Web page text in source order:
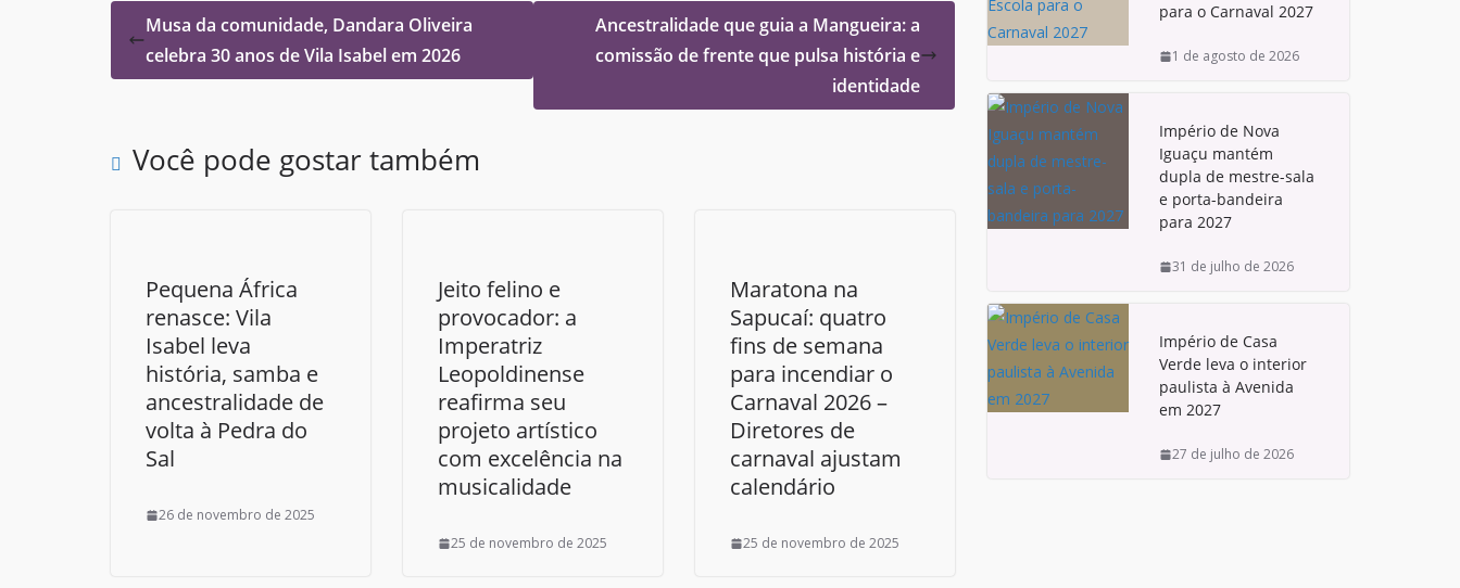
Musa da comunidade, Dandara Oliveira
celebra 30 anos de Vila Isabel em 2026
Ancestralidade que guia a Mangueira: a
comissão de frente que pulsa história e
identidade
Você pode gostar também
Pequena África
renasce: Vila
Isabel leva
história, samba e
ancestralidade de
volta à Pedra do
Sal
26 de novembro de 2025
Jeito felino e
provocador: a
Imperatriz
Leopoldinense
reafirma seu
projeto artístico
com excelência na
musicalidade
25 de novembro de 2025
Maratona na
Sapucaí: quatro
fins de semana
para incendiar o
Carnaval 2026 –
Diretores de
carnaval ajustam
calendário
25 de novembro de 2025
para o Carnaval 2027
1 de agosto de 2026
Império de Nova
Iguaçu mantém
dupla de mestre-sala
e porta-bandeira
para 2027
31 de julho de 2026
Império de Casa
Verde leva o interior
paulista à Avenida
em 2027
27 de julho de 2026